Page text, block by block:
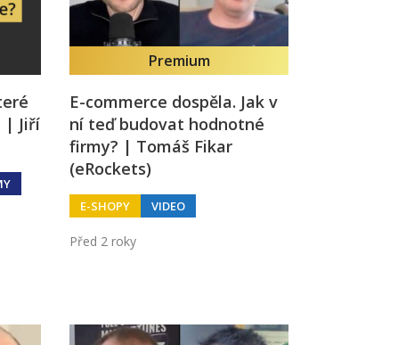
| Jiří
Premium
E-commerce dospěla. Jak v
ní teď budovat hodnotné
firmy? | Tomáš Fikar
(eRockets)
E-SHOPY VIDEO
Před 2 roky